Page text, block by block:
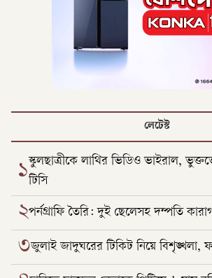
লেটেস্ট
১স্কুলছাত্রীকে লাথির ভিডিও ভাইরাল,
টিসি
২পর্নগ্রাফি তৈরি: দুই ছেলেসহ দম্পতি
৩জুলাই জাদুঘরের টিকিট নিয়ে বিশৃঙ্খলা,